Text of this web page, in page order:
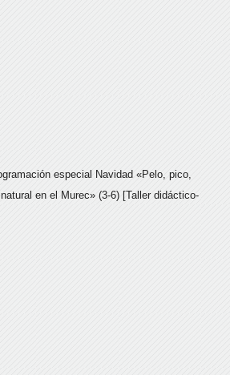
especial Navidad «Pelo, pico,
en el Murec» (3-6) [Taller didáctico-